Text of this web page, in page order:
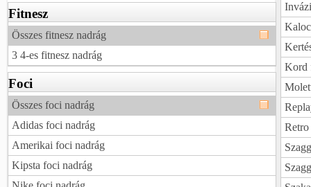
Fitnesz
Összes fitnesz nadrág
3 4-es fitnesz nadrág
Foci
Összes foci nadrág
Adidas foci nadrág
Amerikai foci nadrág
Kipsta foci nadrág
Kord
Retro